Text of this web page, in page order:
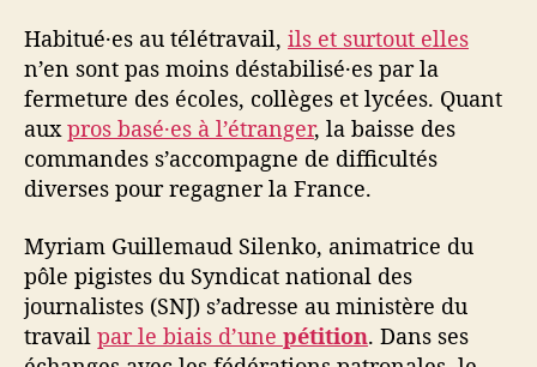
Habitué·es au télétravail, ils et surtout elles
n’en sont pas moins déstabilisé·es par la
fermeture des écoles, collèges et lycées. Quant
auxpros basé·es à l’étranger, la baisse des
commandes s’accompagne de difficultés
diverses pour regagner la France.
Myriam Guillemaud Silenko, animatrice du
pôle pigistes du Syndicat national des
journalistes (SNJ) s’adresse au ministère du
travail par le biais d’une pétition. Dans ses